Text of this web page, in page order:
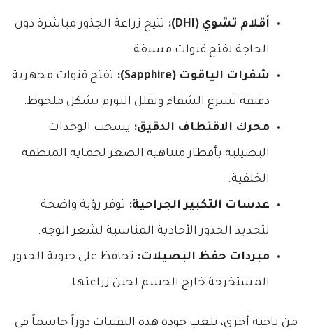
أقلام تشوي (DHI): تتيح زراعة الجذور مباشرة دون
الحاجة لفتح قنوات مسبقة.
شفرات الياقوت (Sapphire): تفتح قنوات مجهرية
دقيقة تسرع الشفاء وتقلل التورم بشكل ملحوظ.
محرك الاقتطاف الدقيق: يسحب الوحدات
البصيلية بأقطار متناهية الصغر لحماية المنطقة
الخلفية.
عدسات التكبير الجراحية: توفر رؤية واضحة
لتحديد الجذور الأحادية المناسبة لشعر الوجه.
مبردات حفظ البصيلات: تحافظ على حيوية الجذور
المستخرجة خارج الجسم لحين زراعتها.
من ناحية أخرى، تلعب جودة هذه التقنيات دوراً حاسماً في